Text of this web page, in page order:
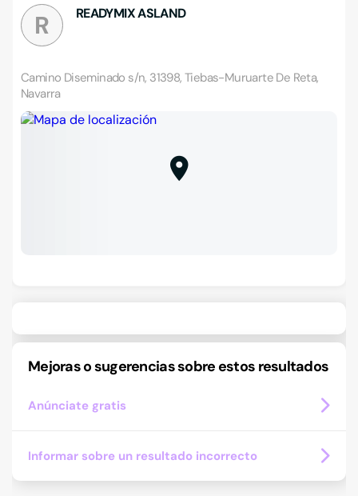
R READYMIX ASLAND
Camino Diseminado s/n, 31398, Tiebas-Muruarte De Reta,
Navarra
Mejoras o sugerencias sobre estos resultados
Anúnciate gratis
Informar sobre un resultado incorrecto